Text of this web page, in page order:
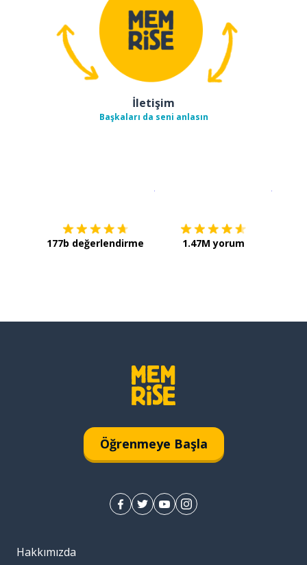
İletişim
Başkaları da seni anlasın
177b değerlendirme 1.47M yorum
Öğrenmeye Başla
Hakkımızda